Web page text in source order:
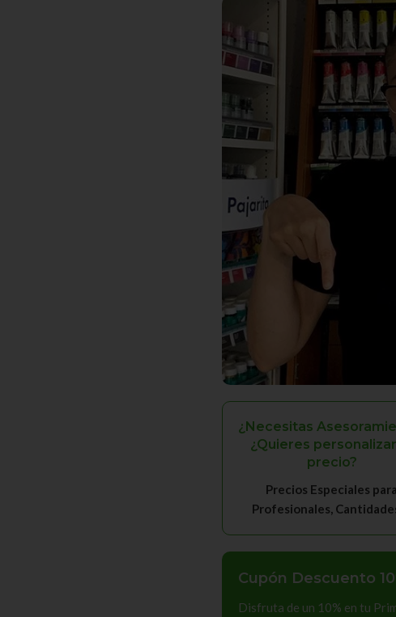
¿Necesitas
¿Quieres
precio?
Precios Especiales para
Profesionales,
Cupón Descuento
Disfruta de un 10% en tu